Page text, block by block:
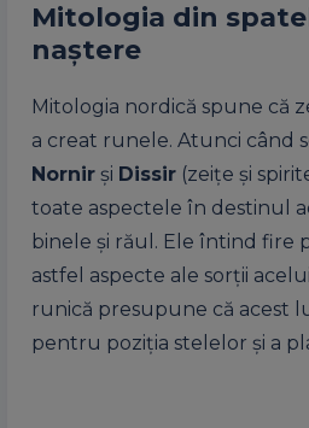
Mitologia din
naștere
Mitologia nordică spune că
a creat runele. Atunci când
Nornir și Dissir (zeițe și
toate aspectele în destinul
binele și răul. Ele întind fire
astfel aspecte ale sorții
runică presupune că acest
pentru poziția stelelor și a